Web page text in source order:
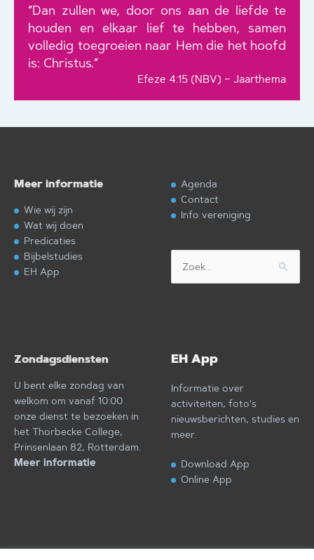
“Dan zullen we, door ons aan de liefde te
houden en elkaar lief te hebben, samen
volledig toegroeien naar Hem die het hoofd
is: Christus.”
Efeze 4:15 (NBV) – Jaarthema
Meer informatie
Wie wij zijn
Wat wij doen
Predicaties
Bijbelstudies
EH App
Agenda
Contact
Info vereniging
naar:
Zondagsdiensten
U bent elke zondag van
welkom om vanaf 10:00
onze dienst te bezoeken in
het Thorbecke College,
Prinsenlaan 82, Rotterdam.
Meer informatie
EH App
Informatie over
activiteiten, foto's
nieuwsberichten, studies en
meer.
Download App
Online App